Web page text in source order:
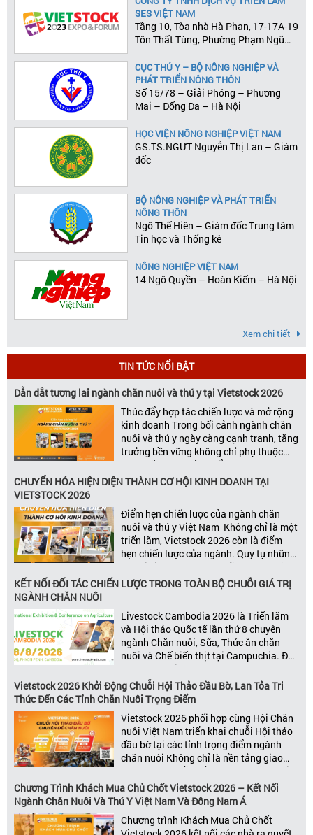
SES VIỆT NAM
Tầng 10, Tòa nhà Hà Phan, 17-17A-19
Tôn Thất Tùng, Phường Phạm Ngũ
CỤC THÚ Y – BỘ NÔNG NGHIỆP VÀ
PHÁT TRIỂN NÔNG THÔN
Số 15/78 – Giải Phóng – Phương
Mai – Đống Đa – Hà Nội
HỌC VIỆN NÔNG NGHIỆP VIỆT NAM
GS.TS.NGƯT Nguyễn Thị Lan – Giám
đốc
BỘ NÔNG NGHIỆP VÀ PHÁT TRIỂN
NÔNG THÔN
Ngô Thế Hiên – Giám đốc Trung tâm
Tin học và Thống kê
NÔNG NGHIỆP VIỆT NAM
14 Ngô Quyền – Hoàn Kiếm – Hà Nội
Xem chi tiết
TIN TỨC NỔI BẬT
Dẫn dắt tương lai ngành chăn nuôi và thú y tại Vietstock 2026
Thúc đẩy hợp tác chiến lược và mở rộng
kinh doanh Trong bối cảnh ngành chăn
nuôi và thú y ngày càng cạnh tranh, tăng
trưởng bền vững không chỉ phụ thuộc
vào chất lượng sản phẩm hay năng lực
đổi mới, mà còn được thúc đẩy bởi khả
năng xây dựng các mối quan […]
CHUYỂN HÓA HIỆN DIỆN THÀNH CƠ HỘI KINH DOANH TẠI
VIETSTOCK 2026
Điểm hẹn chiến lược của ngành chăn
nuôi và thú y Việt Nam Không chỉ là một
triển lãm, Vietstock 2026 còn là điểm
hẹn chiến lược của ngành. Quy tụ những
đơn vị kinh doanh hàng đầu, những lãnh
đạo và nhà cung cấp trong chuỗi giá
trị ngành, Vietstock mang đến nền tảng
giá trị […]
KẾT NỐI ĐỐI TÁC CHIẾN LƯỢC TRONG TOÀN BỘ CHUỖI GIÁ TRỊ
NGÀNH CHĂN NUÔI
Livestock Cambodia 2026 là Triển lãm
và Hội thảo Quốc tế lần thứ 8 chuyên
ngành Chăn nuôi, Sữa, Thức ăn chăn
nuôi và Chế biến thịt tại Campuchia. Đây
được đánh giá là một trong những sự
kiện thương mại thường niên uy tín và
đáng chú ý nhất của ngành nông nghiệp
– chăn […]
Vietstock 2026 Khởi Động Chuỗi Hội Thảo Đầu Bờ, Lan Tỏa Tri
Thức Đến Các Tỉnh Chăn Nuôi Trọng Điểm
Vietstock 2026 phối hợp cùng Hội Chăn
nuôi Việt Nam triển khai chuỗi Hội thảo
đầu bờ tại các tỉnh trọng điểm ngành
chăn nuôi Không chỉ là nền tảng giao
thương hàng đầu của ngành chăn nuôi
và thú y, Vietstock còn là triển lãm duy
nhất tại Việt Nam tổ chức thường niên
Chương Trình Khách Mua Chủ Chốt Vietstock 2026 – Kết Nối
Ngành Chăn Nuôi Và Thú Y Việt Nam Và Đông Nam Á
Chương trình Khách Mua Chủ Chốt